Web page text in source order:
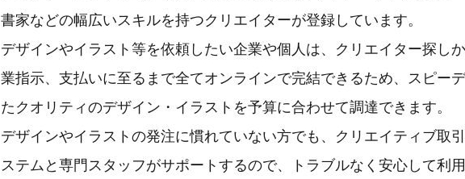
書家などの幅広いスキルを持つクリエイターが登録しています。
デザインやイラスト等を依頼したい企業や個人は、クリエイター探し
業指示、支払いに至るまで全てオンラインで完結できるため、スピー
たクオリティのデザイン・イラストを予算に合わせて調達できます。
デザインやイラストの発注に慣れていない方でも、クリエイティブ取
ステムと専門スタッフがサポートするので、トラブルなく安心して利用